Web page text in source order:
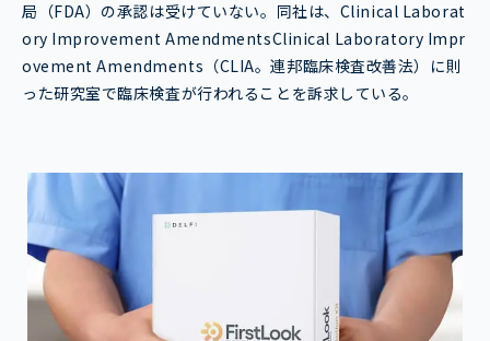
局（FDA）の承認は受けていない。同社は、Clinical Laborat
ory Improvement AmendmentsClinical Laboratory Impr
ovement Amendments（CLIA。連邦臨床検査改善法）に則
った研究室で臨床検査が行われることを訴求している。